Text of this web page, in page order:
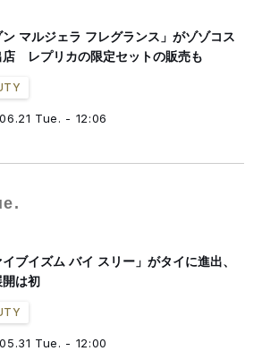
ン マルジェラ フレグランス」がゾゾコス
店 レプリカの限定セットの販売も
Tue. - 12:06
イブイズム バイ スリー」がタイに進出、
は初
Tue. - 12:00